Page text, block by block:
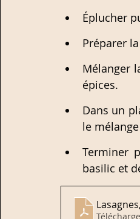
Éplucher
Préparer
Mélanger
épices.
Dans un
le
Terminer
basilic et